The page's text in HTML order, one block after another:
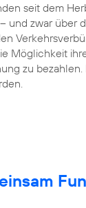
seit dem
und zwar über
Möglichkeit
zu